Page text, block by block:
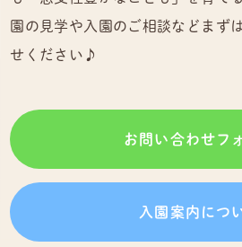
園の見学や入園のご相談などまず
せください♪
お問い合わせフ
入園案内につ